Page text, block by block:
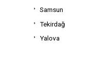
Samsun
Tekirdağ
Yalova